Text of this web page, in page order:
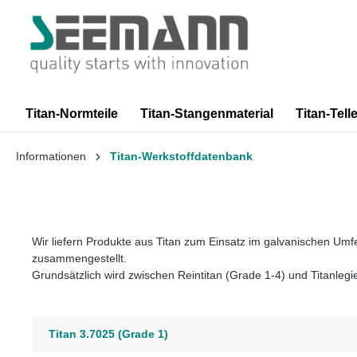
Zur Hauptnavigation springen
Titan-Normteile Titan-Stangenmaterial Titan-
Informationen Titan-Werkstoffdatenbank
Wir liefern Produkte aus Titan zum Einsatz im galvanischen
zusammengestellt.
Grundsätzlich wird zwischen Reintitan (Grade 1-4) und
Titan 3.7025 (Grade 1)